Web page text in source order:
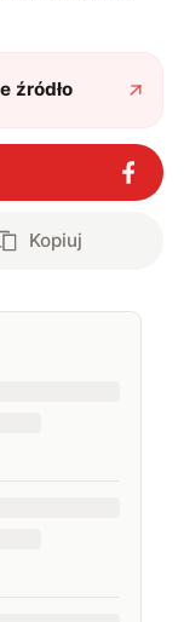
źródło
Kopiuj